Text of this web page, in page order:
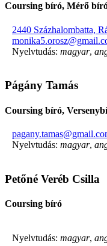
Coursing bíró, Mérő
2440 Százhalombatta,
Nyelvtudás: magyar,
Págány Tamás
Coursing bíró,
Nyelvtudás: magyar,
Petőné Veréb Csilla
Coursing bíró
Nyelvtudás: magyar,